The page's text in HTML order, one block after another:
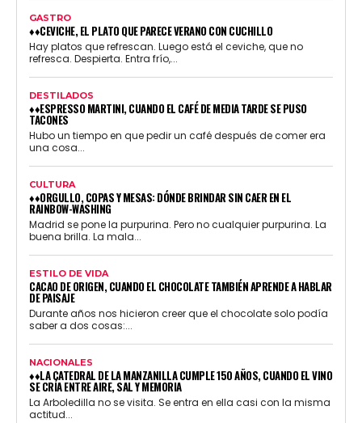
GASTRO
♦♦CEVICHE, EL PLATO QUE PARECE VERANO CON CUCHILLO
Hay platos que refrescan. Luego está el ceviche, que no
refresca. Despierta. Entra frío,...
DESTILADOS
♦♦ESPRESSO MARTINI, CUANDO EL CAFÉ DE MEDIA TARDE SE PUSO
TACONES
Hubo un tiempo en que pedir un café después de comer era
una cosa...
CULTURA
♦♦ORGULLO, COPAS Y MESAS: DÓNDE BRINDAR SIN CAER EN EL
RAINBOW-WASHING
Madrid se pone la purpurina. Pero no cualquier purpurina. La
buena brilla. La mala...
ESTILO DE VIDA
CACAO DE ORIGEN, CUANDO EL CHOCOLATE TAMBIÉN APRENDE A HABLAR
DE PAISAJE
Durante años nos hicieron creer que el chocolate solo podía
saber a dos cosas:...
NACIONALES
♦♦LA CATEDRAL DE LA MANZANILLA CUMPLE 150 AÑOS, CUANDO EL VINO
SE CRÍA ENTRE AIRE, SAL Y MEMORIA
La Arboledilla no se visita. Se entra en ella casi con la misma
actitud...